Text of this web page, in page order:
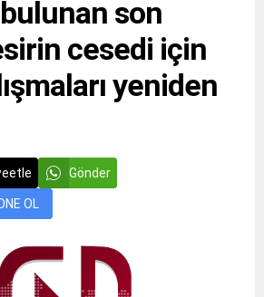
bulunan son
cesedi için
yeniden
Gönder
OL